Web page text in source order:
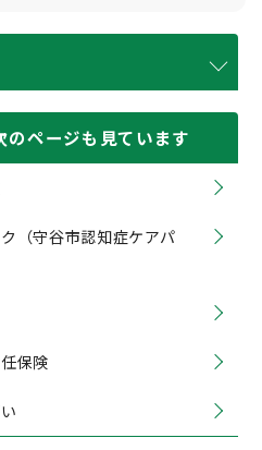
のページも見ています
（守谷市認知症ケアパ
保険